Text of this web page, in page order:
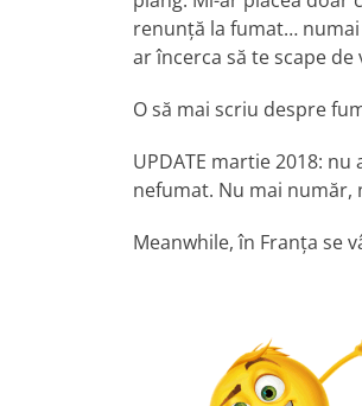
renunță la fumat…
ar încerca să te scape
O să mai scriu despre
UPDATE martie 2018:
nefumat. Nu mai număr,
Meanwhile, în Franța se